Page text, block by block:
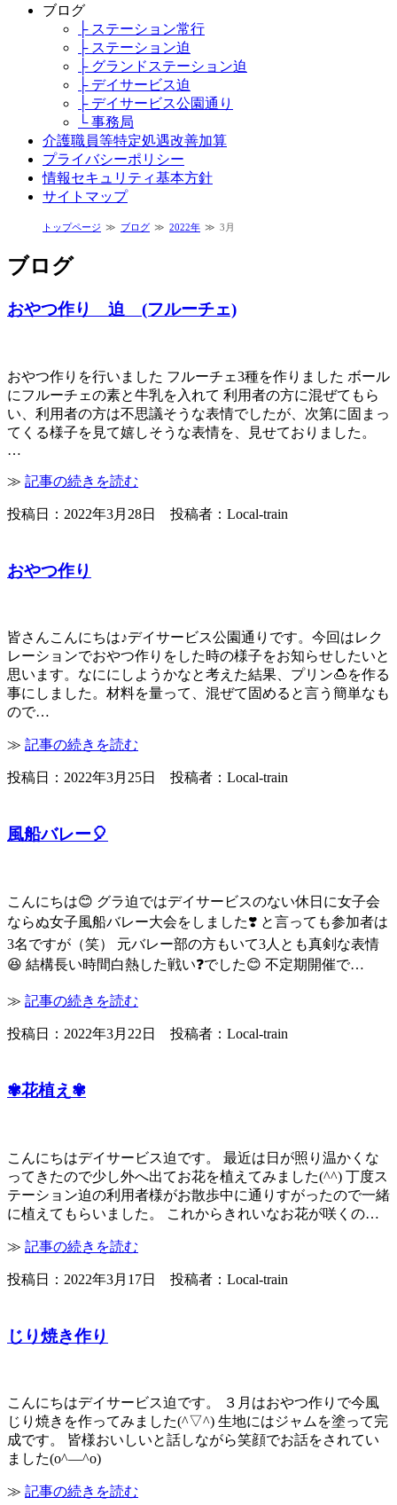
ブログ
├ ステーション常行
├ ステーション迫
├ グランドステーション迫
├ デイサービス迫
├ デイサービス公園通り
└ 事務局
介護職員等特定処遇改善加算
プライバシーポリシー
情報セキュリティ基本方針
サイトマップ
トップページ ブログ 2022年 3月
ブログ
おやつ作り 迫 (フルーチェ)
おやつ作りを行いました フルーチェ3種を作りました ボール
にフルーチェの素と牛乳を入れて 利用者の方に混ぜてもら
い、利用者の方は不思議そうな表情でしたが、次第に固まっ
てくる様子を見て嬉しそうな表情を、見せておりました。
…
≫ 記事の続きを読む
投稿日：2022年3月28日 投稿者：Local-train
おやつ作り
皆さんこんにちは♪デイサービス公園通りです。今回はレク
レーションでおやつ作りをした時の様子をお知らせしたいと
思います。なににしようかなと考えた結果、プリン🍮を作る
事にしました。材料を量って、混ぜて固めると言う簡単なも
ので…
≫ 記事の続きを読む
投稿日：2022年3月25日 投稿者：Local-train
風船バレー🎈
こんにちは😊 グラ迫ではデイサービスのない休日に女子会
ならぬ女子風船バレー大会をしました❣️ と言っても参加者は
3名ですが（笑） 元バレー部の方もいて3人とも真剣な表情
😆 結構長い時間白熱した戦い❓でした😊 不定期開催で…
≫ 記事の続きを読む
投稿日：2022年3月22日 投稿者：Local-train
✾花植え✾
こんにちはデイサービス迫です。 最近は日が照り温かくな
ってきたので少し外へ出てお花を植えてみました(^^) 丁度ス
テーション迫の利用者様がお散歩中に通りすがったので一緒
に植えてもらいました。 これからきれいなお花が咲くの…
≫ 記事の続きを読む
投稿日：2022年3月17日 投稿者：Local-train
じり焼き作り
こんにちはデイサービス迫です。 ３月はおやつ作りで今風
じり焼きを作ってみました(^▽^) 生地にはジャムを塗って完
成です。 皆様おいしいと話しながら笑顔でお話をされてい
ました(o^―^o)
≫ 記事の続きを読む